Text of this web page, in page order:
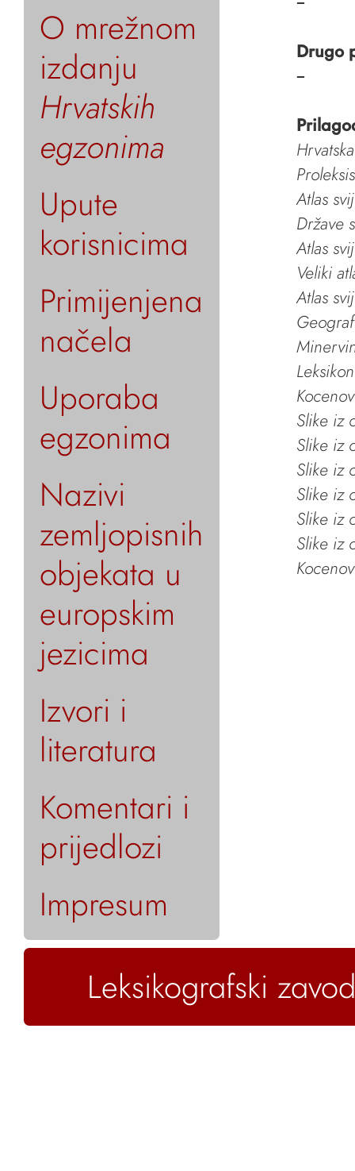
O mrežnom
izdanju
Hrvatskih
egzonima
Upute
korisnicima
Primijenjena
načela
Uporaba
egzonima
Nazivi
zemljopisnih
objekata u
europskim
jezicima
Izvori i
literatura
Komentari i
prijedlozi
Impresum
Drugo
–
Atlas
Države
Atlas
Veliki
Atlas
Slike iz
Slike iz
Slike iz
Slike iz
Slike iz
Slike iz
Leksikografski